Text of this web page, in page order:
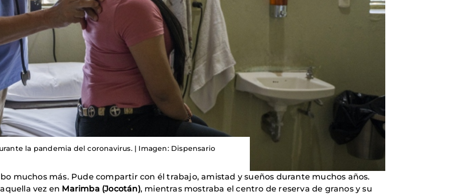
la pandemia del coronavirus. | Imagen: Dispensario
muchos más. Pude compartir con él trabajo, amistad y sueños durante muchos años.
vez en Marimba (Jocotán), mientras mostraba el centro de reserva de granos y su